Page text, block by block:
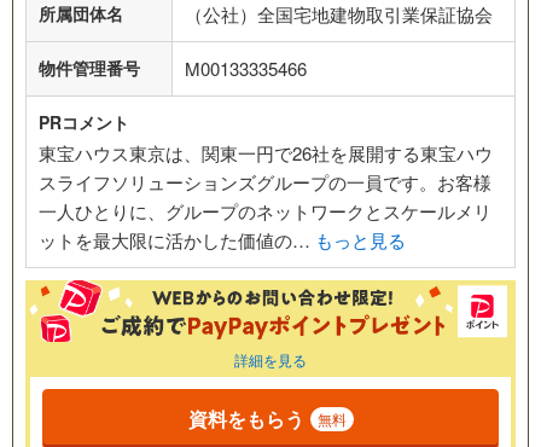
所属団体名 （公社）全国宅地建物取引業保証協会
物件管理番号 M00133335466
PRコメント
東宝ハウス東京は、関東一円で26社を展開する東宝ハウ
スライフソリューションズグループの一員です。お客様
一人ひとりに、グループのネットワークとスケールメリ
ットを最大限に活かした価値の… もっと見る
詳細を見る
資料をもらう 無料